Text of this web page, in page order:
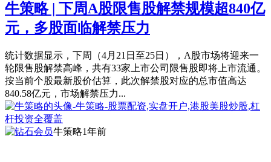
牛策略 | 下周A股限售股解禁规模超840亿
元，多股面临解禁压力
统计数据显示，下周（4月21日至25日），A股市场将迎来一
轮限售股解禁高峰，共有33家上市公司限售股即将上市流通。
按当前个股最新股价估算，此次解禁股对应的总市值高达
840.58亿元，市场解禁压力...
牛策略1年前